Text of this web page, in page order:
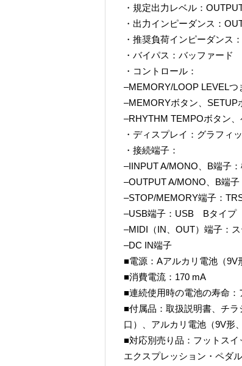
・規定出力レベル：
・出力インピーダンス：
・推奨負荷インピーダンス
・バイパス：バッファード
・コントロール：
–MEMORY/LOOP LEVELつ
–MEMORYボタン、SETUP
–RHYTHM TEMPOボタン
・ディスプレイ：グラフィ
・接続端子：
–IINPUT A/MONO、B端子
–OUTPUT A/MONO、B端
–STOP/MEMORY端子：
–USB端子：USB Bタイプ
–MIDI（IN、OUT）端子：
–DC IN端子
■電源：Aアルカリ電池（9V
■消費電流：170 mA
■連続使用時の電池の寿命：
■付属品：取扱説明書、チ
口）、アルカリ電池（9V形
■対応別売り品：フットス
エクスプレッション・ペダ